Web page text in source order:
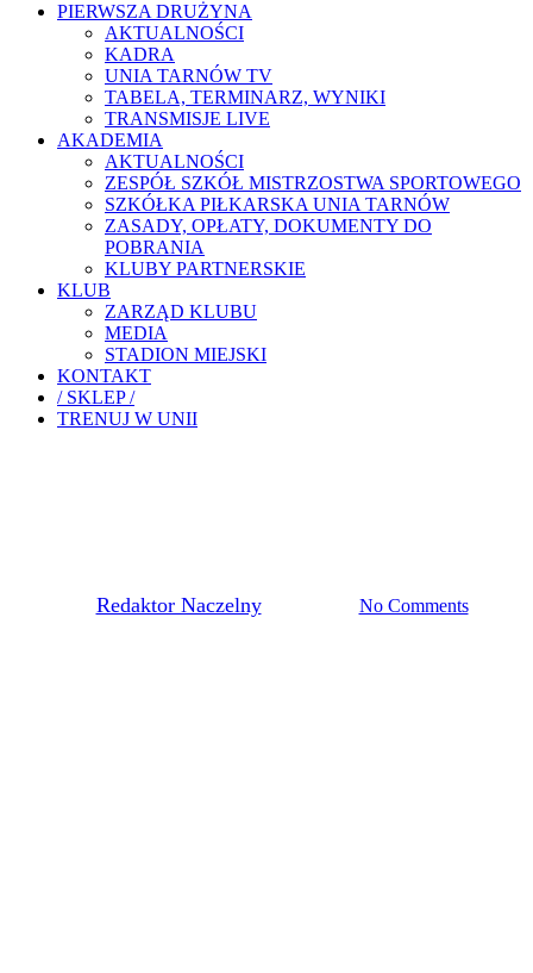
PIERWSZA DRUŻYNA
AKTUALNOŚCI
KADRA
UNIA TARNÓW TV
TABELA, TERMINARZ, WYNIKI
TRANSMISJE LIVE
AKADEMIA
AKTUALNOŚCI
ZESPÓŁ SZKÓŁ MISTRZOSTWA SPORTOWEGO
SZKÓŁKA PIŁKARSKA UNIA TARNÓW
ZASADY, OPŁATY, DOKUMENTY DO
POBRANIA
KLUBY PARTNERSKIE
KLUB
ZARZĄD KLUBU
MEDIA
STADION MIEJSKI
KONTAKT
/ SKLEP /
TRENUJ W UNII
Redaktor Naczelny8 lipca, 2020 No Comments